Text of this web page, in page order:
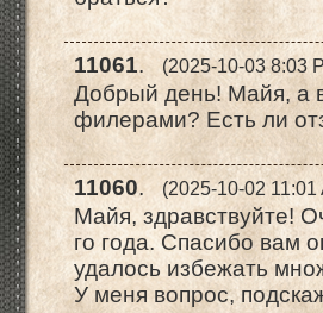
11061. (2025-10-03 8:03
Добрый день! Майя, а
филерами? Есть ли
11060. (2025-10-02 11:01
Майя, здравствуйте!
го года. Спасибо вам
удалось избежать
У меня вопрос,